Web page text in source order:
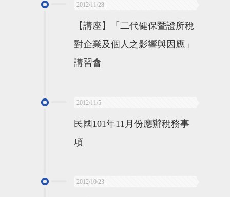
2012/11/28
【講座】「二代健保暨證所稅
對企業及個人之影響與因應」
講習會
2012/11/5
民國101年11月份應辦稅務事
項
2012/10/23